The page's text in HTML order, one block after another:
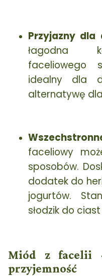
Przyjazny dla
łagodna
faceliowego
idealny dla
alternatywę dla
faceliowy
sposobów.
dodatek do
jogurtów.
słodzik do
Miód z facelii
przyjemność